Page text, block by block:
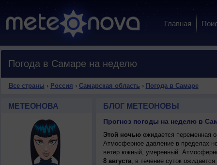
Главная
Погода в Самаре на неделю
Все страны › Россия › Самарская область › Погода в Самаре
МЕТЕОНОВА БЛОГ МЕТЕОНОВЫ
Прогноз погоды на неделю в
Этой ночьюожидается переменная
Атмосферное давление в пределах
ветер южный, умеренный.
8 августа, в течение суток